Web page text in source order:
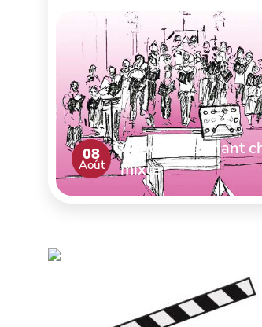
08
Août
Concert de chant
mixte